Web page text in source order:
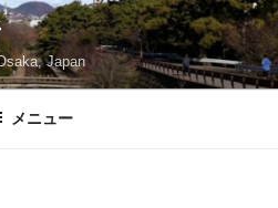
Japan
メニュー